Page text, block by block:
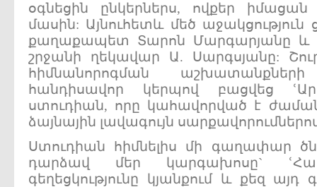
օգնեցին ընկերներս, ովքեր
մասին: Այնուհետև մեծ աջակցություն
քաղաքապետ Տարոն Մարգարյանը և
շրջանի ղեկավար Ա. Սարգսյանը:
հիմնանորոգման
հանդիսավոր կերպով բացվեց
ստուդիան, որը կահավորված է
ձայնային լավագույն
Ստուդիան հիմնելիս մի գաղափար
դարձավ մեր կարգախոսը`
գեղեցկությունը կյանքում և քեզ այդ